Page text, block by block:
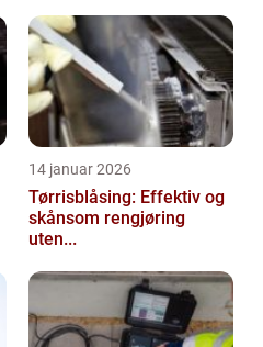
14 januar 2026
Tørrisblåsing: Effektiv og
skånsom rengjøring
uten...